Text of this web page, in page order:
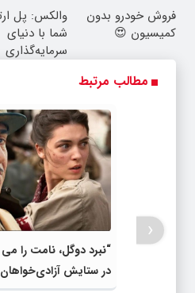
واقعی*
فروش خودرو بدون
کمیسیون 😍
والکس: پل
شما با دنیای
سرمایه‌گذاری
مطالب مرتبط
“نبرد دوگل، نامت را
در ستایش آزادی‌خواهان
‹